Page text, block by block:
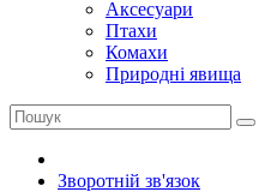
Аксесуари
Птахи
Комахи
Природні явища
Зворотній зв'язок